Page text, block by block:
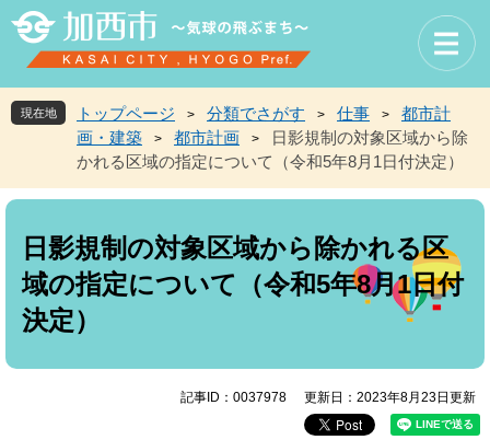
先
頭
を
飛
現在地 トップページ > 分類でさがす > 仕事 >
都市計
画・建築
> 都市計画 >
日影規制の対象区域から除
かれる区域の指定について（令和5年8月1日付決定）
本
日影規制の対象区域から除かれる区
域の指定について（令和5年8月1日付
決定）
記事ID：0037978 更新日：2023年8月23日更新